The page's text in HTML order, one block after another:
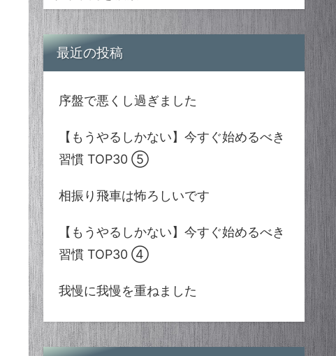
最近の投稿
序盤で悪くし過ぎました
【もうやるしかない】今すぐ始めるべき
習慣 TOP30 ⑤
相振り飛車は怖ろしいです
【もうやるしかない】今すぐ始めるべき
習慣 TOP30 ④
我慢に我慢を重ねました